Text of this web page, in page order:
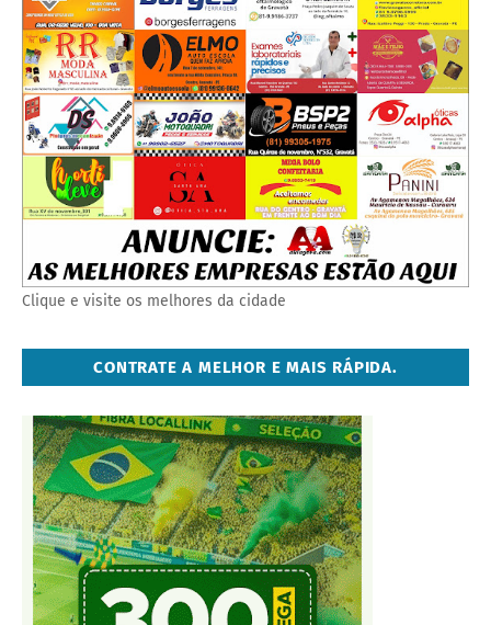
Clique e visite os melhores da cidade
CONTRATE A MELHOR E MAIS RÁPIDA.